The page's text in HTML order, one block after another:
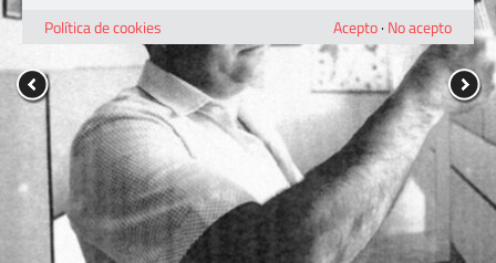
Política de cookies
Acepto· No acepto